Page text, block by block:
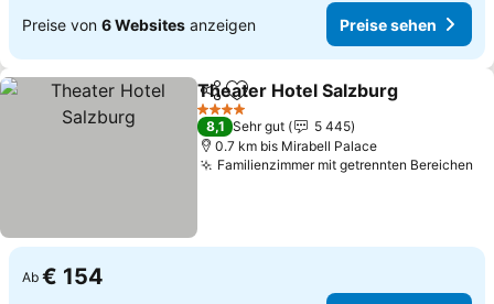
Preise von 6 Websites anzeigen Preise sehen
TeilenZu Favoriten hinzufügen
Theater Hotel Salzburg
4 Sterne
8,1 Sehr gut
5 445
0.7 km bis Mirabell Palace
Familienzimmer mit getrennten Bereichen
Ab € 154